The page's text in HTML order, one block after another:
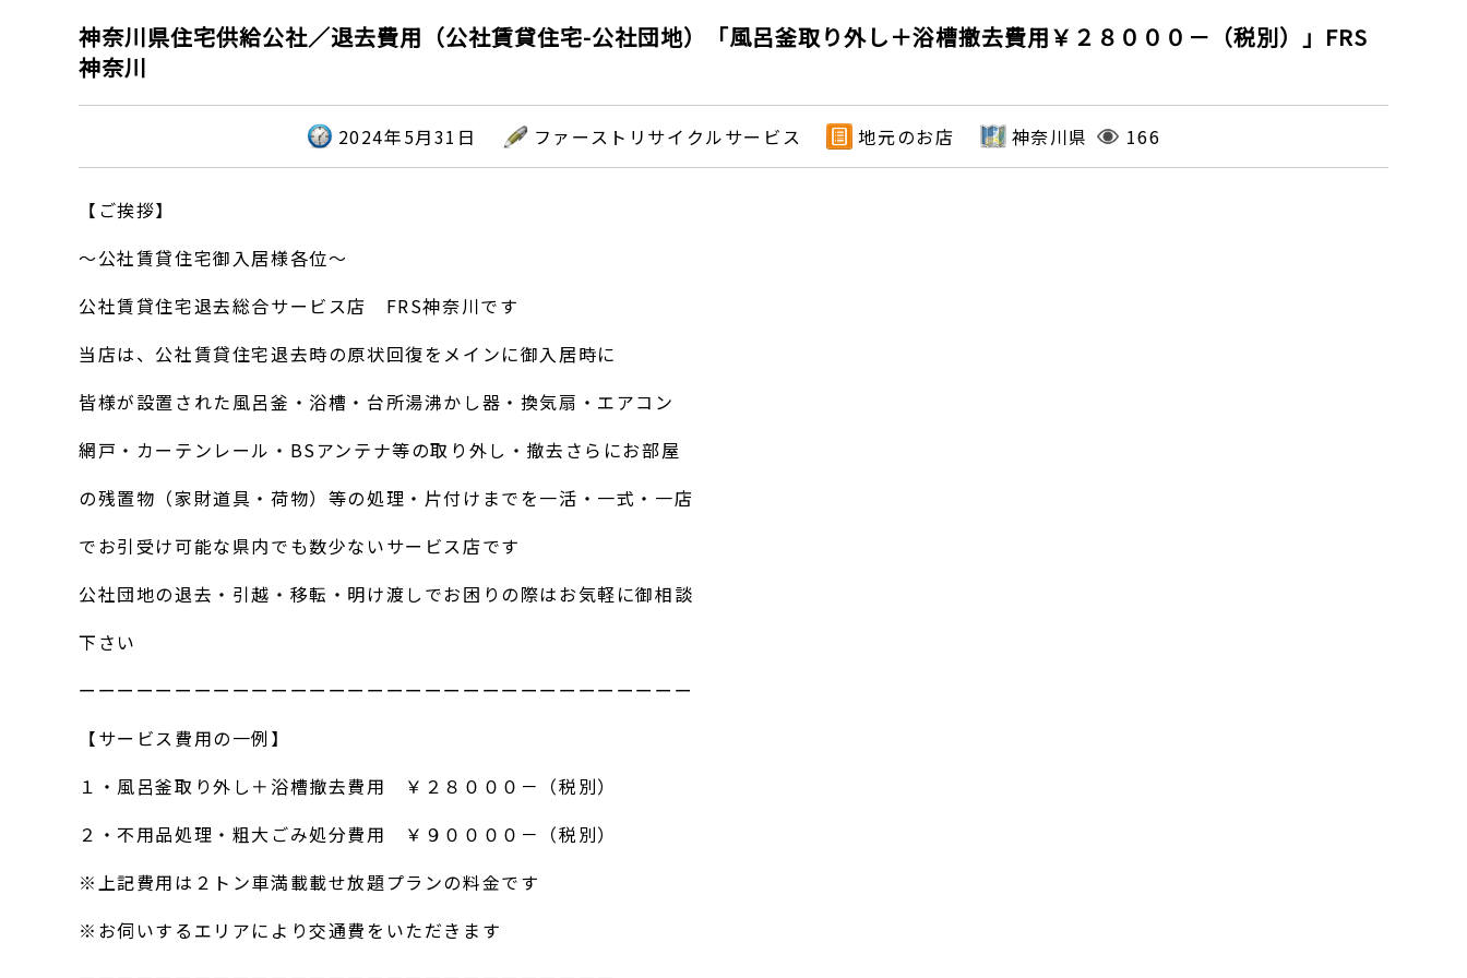
神奈川県住宅供給公社／退去費用（公社賃貸住宅-公社団地）「風呂釜取り外し＋浴槽撤去費用￥２８０００－（税別）」FRS
神奈川
2024年5月31日 ファーストリサイクルサービス 地元のお店 神奈川県 166
【ご挨拶】
～公社賃貸住宅御入居様各位～
公社賃貸住宅退去総合サービス店 FRS神奈川です
当店は、公社賃貸住宅退去時の原状回復をメインに御入居時に
皆様が設置された風呂釜・浴槽・台所湯沸かし器・換気扇・エアコン
網戸・カーテンレール・BSアンテナ等の取り外し・撤去さらにお部屋
の残置物（家財道具・荷物）等の処理・片付けまでを一活・一式・一店
でお引受け可能な県内でも数少ないサービス店です
公社団地の退去・引越・移転・明け渡しでお困りの際はお気軽に御相談
下さい
ーーーーーーーーーーーーーーーーーーーーーーーーーーーーーーーー
【サービス費用の一例】
１・風呂釜取り外し＋浴槽撤去費用 ￥２８０００－（税別）
２・不用品処理・粗大ごみ処分費用 ￥９００００－（税別）
※上記費用は２トン車満載載せ放題プランの料金です
※お伺いするエリアにより交通費をいただきます